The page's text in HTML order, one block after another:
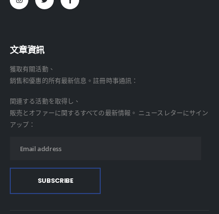
文章資訊
獲取有關活動、
銷售和優惠的所有最新信息。註冊時事通訊：
関連する活動を取得し、
販売とオファーに関するすべての最新情報。 ニュースレターにサイン
アップ：